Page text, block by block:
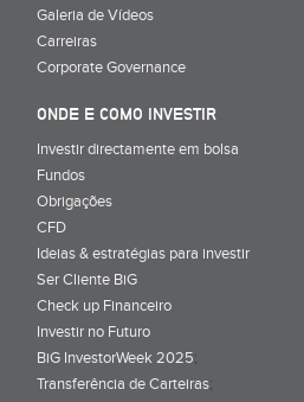
Galeria de Vídeos
Carreiras
Corporate Governance
ONDE E COMO INVESTIR
Investir directamente em bolsa
Fundos
Obrigações
CFD
Ideias & estratégias para investir
Ser Cliente BiG
Check up Financeiro
Investir no Futuro
BiG InvestorWeek 2025;
Transferência de Carteiras;